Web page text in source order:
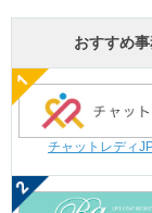
おすすめ
チャットレディ